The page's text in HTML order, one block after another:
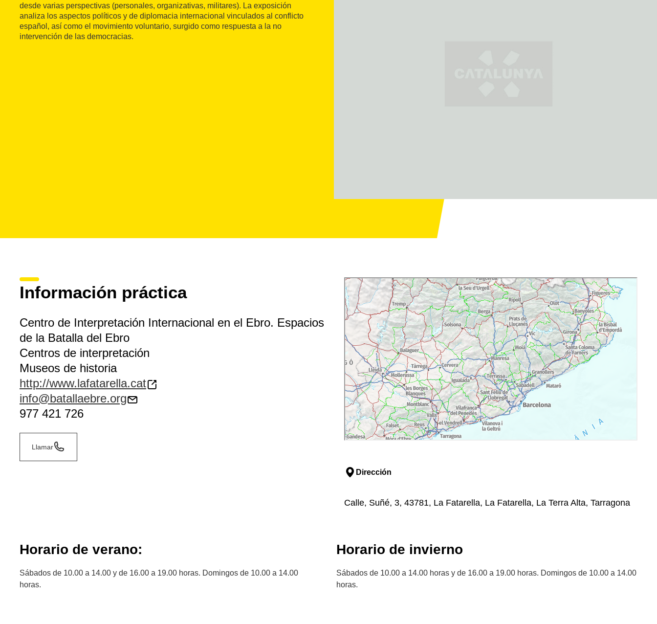
desde varias perspectivas (personales, organizativas, militares). La exposición
analiza los aspectos políticos y de diplomacia internacional vinculados al conflicto
español, así como el movimiento voluntario, surgido como respuesta a la no
intervención de las democracias.
Información práctica
Centro de Interpretación Internacional en el Ebro. Espacios
de la Batalla del Ebro
Centros de interpretación
Museos de historia
http://www.lafatarella.cat
info@batallaebre.org
977 421 726
Llamar
Dirección
Calle, Suñé, 3, 43781, La Fatarella, La Fatarella, La Terra Alta, Tarragona
Horario de verano:
Sábados de 10.00 a 14.00 y de 16.00 a 19.00 horas. Domingos de 10.00 a 14.00
horas.
Horario de invierno
Sábados de 10.00 a 14.00 horas y de 16.00 a 19.00 horas. Domingos de 10.00 a 14.00
horas.